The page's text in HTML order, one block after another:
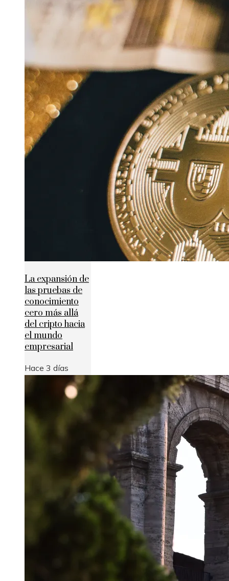
La expansión de
las pruebas de
conocimiento
cero más allá
del cripto hacia
el mundo
empresarial
Hace 3 días